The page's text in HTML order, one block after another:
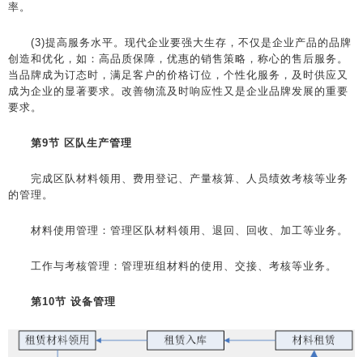
率。
(3)提高服务水平。现代企业要强大生存，不仅是企业产品的品牌
创造和优化，如：高品质保障，优惠的销售策略，称心的售后服务。
当品牌成为订态时，满足客户的价格订位，个性化服务，及时供应又
成为企业的显著要求。改善物流及时响应性又是企业品牌发展的重要
要求。
第9节 区队生产管理
完成区队材料领用、费用登记、产量核算、人员绩效考核等业务
的管理。
材料使用管理：管理区队材料领用、退回、回收、加工等业务。
工作与考核管理：管理班组材料的使用、交接、考核等业务。
第10节 设备管理